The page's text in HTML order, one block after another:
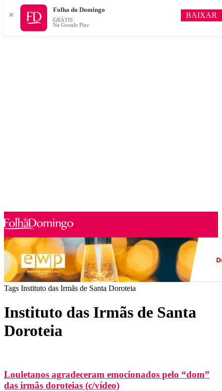
Tags Instituto das Irmãs de Santa Doroteia
Instituto das Irmãs de Santa
Doroteia
Louletanos agradeceram emocionados pelo “dom”
das irmãs doroteias (c/vídeo)
✕
Folha do Domingo
GRÁTIS
Na Google Play
BAIXAR